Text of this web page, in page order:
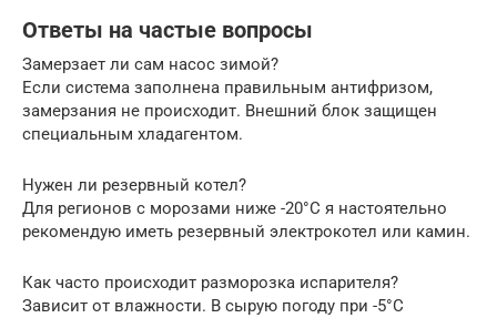
Ответы на частые вопросы
Замерзает ли сам насос зимой?
Если система заполнена правильным антифризом,
замерзания не происходит. Внешний блок защищен
специальным хладагентом.
Нужен ли резервный котел?
Для регионов с морозами ниже -20°C я настоятельно
рекомендую иметь резервный электрокотел или камин.
Как часто происходит разморозка испарителя?
Зависит от влажности. В сырую погоду при -5°C